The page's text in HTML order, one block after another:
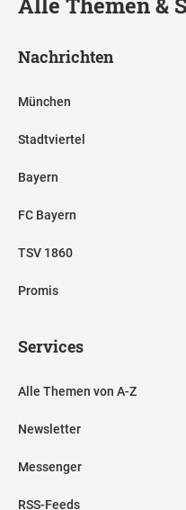
Nachrichten
München
Stadtviertel
Bayern
FC Bayern
TSV 1860
Promis
Services
Alle Themen von A-Z
Newsletter
Messenger
RSS-Feeds